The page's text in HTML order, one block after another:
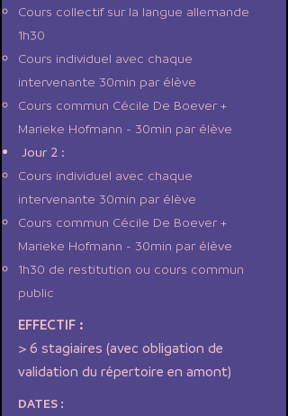
Cours collectif sur la langue allemande
1h30
Cours individuel avec chaque
intervenante 30min par élève
Cours commun Cécile De Boever +
Marieke Hofmann - 30min par élève
Jour 2 :
Cours individuel avec chaque
intervenante 30min par élève
Cours commun Cécile De Boever +
Marieke Hofmann - 30min par élève
1h30 de restitution ou cours commun
public
EFFECTIF :
> 6 stagiaires (avec obligation de
validation du répertoire en amont)
DATES :